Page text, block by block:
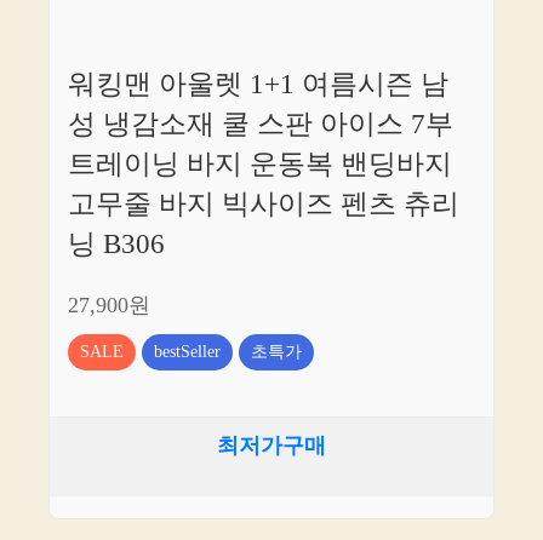
워킹맨 아울렛 1+1 여름시즌 남
성 냉감소재 쿨 스판 아이스 7부
트레이닝 바지 운동복 밴딩바지
고무줄 바지 빅사이즈 펜츠 츄리
닝 B306
27,900원
SALE bestSeller 초특가
최저가구매